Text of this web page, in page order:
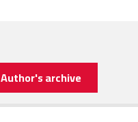
Author's archive